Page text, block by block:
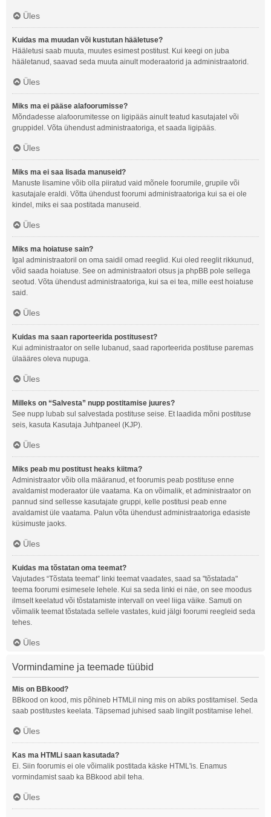
Üles
Kuidas ma muudan või kustutan hääletuse?
Hääletusi saab muuta, muutes esimest postitust. Kui keegi on juba
hääletanud, saavad seda muuta ainult moderaatorid ja administraatorid.
Üles
Miks ma ei pääse alafoorumisse?
Mõndadesse alafoorumitesse on ligipääs ainult teatud kasutajatel või
gruppidel. Võta ühendust administraatoriga, et saada ligipääs.
Üles
Miks ma ei saa lisada manuseid?
Manuste lisamine võib olla piiratud vaid mõnele foorumile, grupile või
kasutajale eraldi. Võtta ühendust foorumi administraatoriga kui sa ei ole
kindel, miks ei saa postitada manuseid.
Üles
Miks ma hoiatuse sain?
Igal administraatoril on oma saidil omad reeglid. Kui oled reeglit rikkunud,
võid saada hoiatuse. See on administraatori otsus ja phpBB pole sellega
seotud. Võta ühendust administraatoriga, kui sa ei tea, mille eest hoiatuse
said.
Üles
Kuidas ma saan raporteerida postitusest?
Kui administraator on selle lubanud, saad raporteerida postituse paremas
ülaääres oleva nupuga.
Üles
Milleks on “Salvesta” nupp postitamise juures?
See nupp lubab sul salvestada postituse seise. Et laadida mõni postituse
seis, kasuta Kasutaja Juhtpaneel (KJP).
Üles
Miks peab mu postitust heaks kiitma?
Administraator võib olla määranud, et foorumis peab postituse enne
avaldamist moderaator üle vaatama. Ka on võimalik, et administraator on
pannud sind sellesse kasutajate gruppi, kelle postitusi peab enne
avaldamist üle vaatama. Palun võta ühendust administraatoriga edasiste
küsimuste jaoks.
Üles
Kuidas ma tõstatan oma teemat?
Vajutades “Tõstata teemat” linki teemat vaadates, saad sa "tõstatada"
teema foorumi esimesele lehele. Kui sa seda linki ei näe, on see moodus
ilmselt keelatud või tõstatamiste intervall on veel liiga väike. Samuti on
võimalik teemat tõstatada sellele vastates, kuid jälgi foorumi reegleid seda
tehes.
Üles
Vormindamine ja teemade tüübid
Mis on BBkood?
BBkood on kood, mis põhineb HTMLil ning mis on abiks postitamisel. Seda
saab postitustes keelata. Täpsemad juhised saab lingilt postitamise lehel.
Üles
Kas ma HTMLi saan kasutada?
Ei. Siin foorumis ei ole võimalik postitada käske HTML'is. Enamus
vormindamist saab ka BBkood abil teha.
Üles